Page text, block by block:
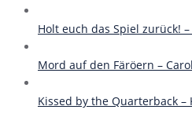
Holt euch das Spiel zurück!
Mord auf den Färöern –
Kissed by the Quarterback –